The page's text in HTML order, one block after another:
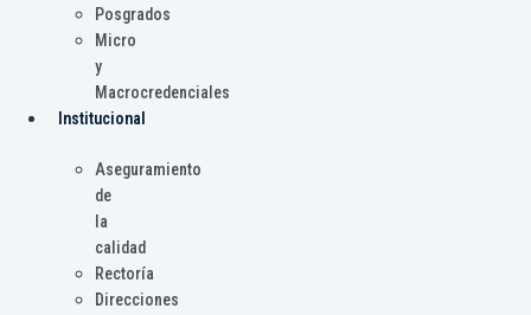
Posgrados
Micro
y
Macrocredenciales
Institucional
Aseguramiento
de
la
calidad
Rectoría
Direcciones